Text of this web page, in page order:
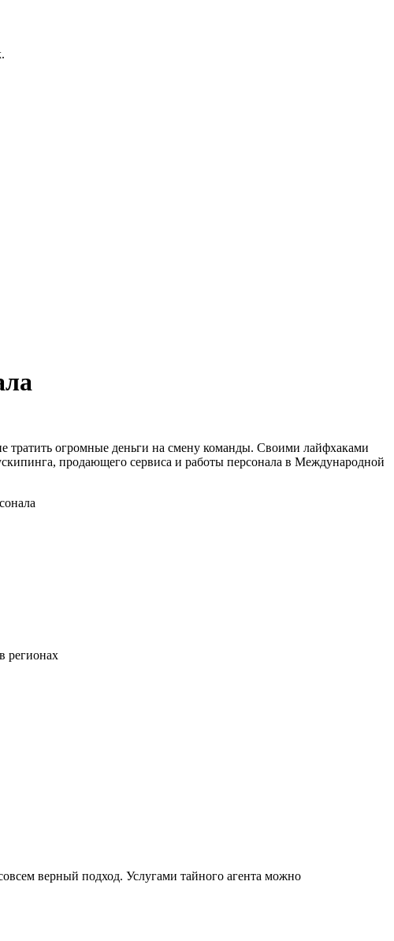
тратить огромные деньги на смену команды. Своими лайфхаками
продающего сервиса и работы персонала в Международной
регионах
верный подход. Услугами тайного агента можно